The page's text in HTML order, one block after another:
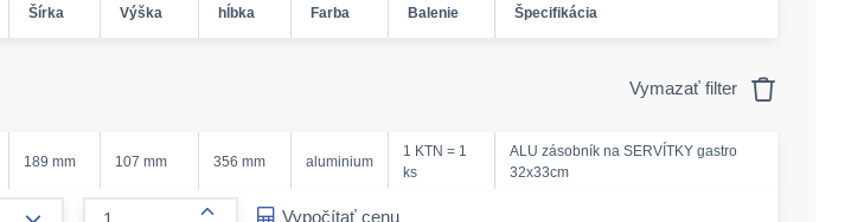
Šírka Výška hĺbka Farba Balenie Špecifikácia
Vymazať filter
189 mm 107 mm 356 mm aluminium
1 KTN = 1
ks
ALU zásobník na SERVÍTKY gastro
32x33cm
Vypočítať cenu